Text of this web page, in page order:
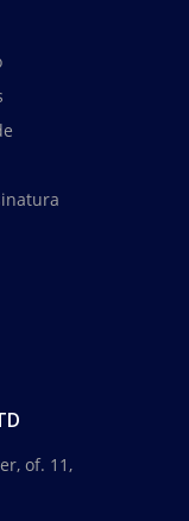
of. 11,